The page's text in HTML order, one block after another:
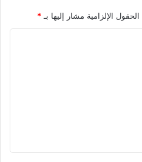
الحقول الإلزامية مشار إليها بـ *